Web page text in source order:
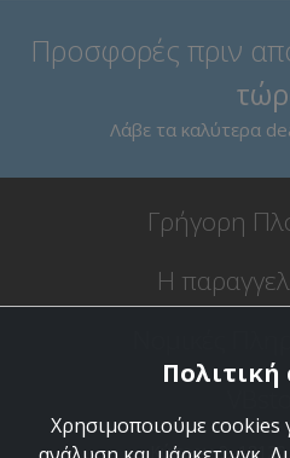
Προσφορές πριν
Λάβε τα καλύτερα
Γρήγορη
Η
Κύπρου 9,
Πολιτική
Χρησιμοποιούμε cookies